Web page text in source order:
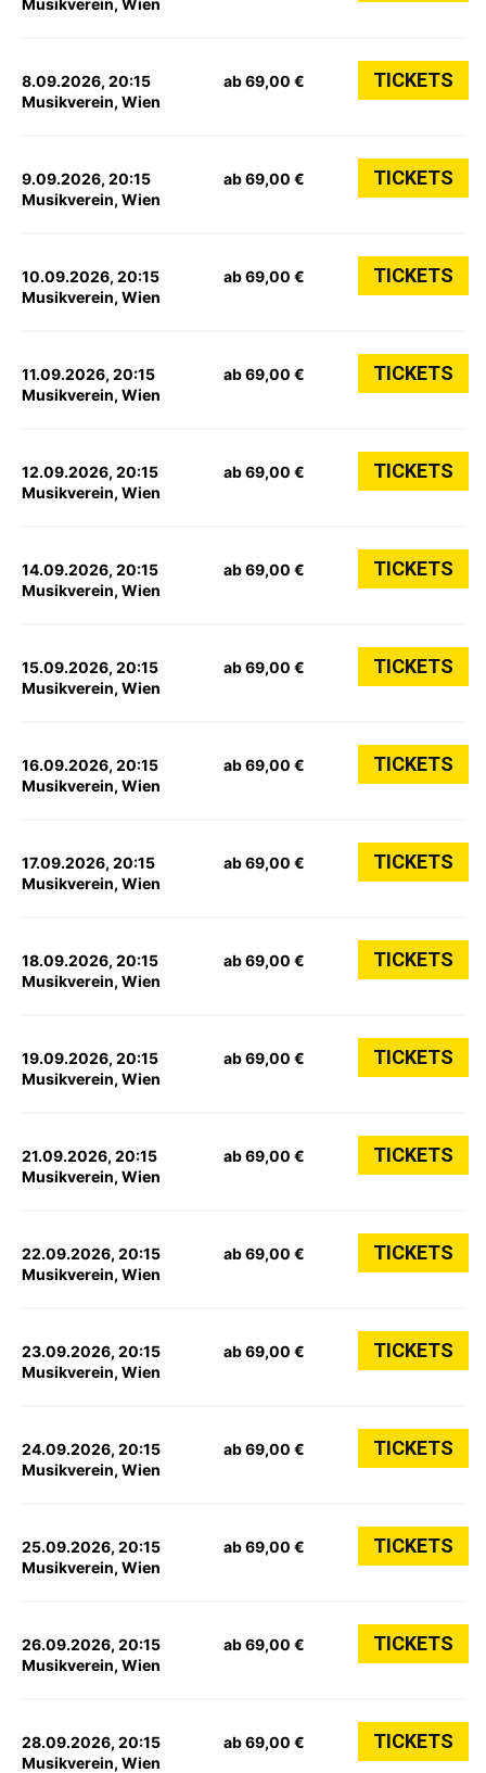
Musikverein, Wien
8.09.2026, 20:15
Musikverein, Wien
ab 69,00 € TICKETS
9.09.2026, 20:15
Musikverein, Wien
ab 69,00 € TICKETS
10.09.2026, 20:15
Musikverein, Wien
ab 69,00 € TICKETS
11.09.2026, 20:15
Musikverein, Wien
ab 69,00 € TICKETS
12.09.2026, 20:15
Musikverein, Wien
ab 69,00 € TICKETS
14.09.2026, 20:15
Musikverein, Wien
ab 69,00 € TICKETS
15.09.2026, 20:15
Musikverein, Wien
ab 69,00 € TICKETS
16.09.2026, 20:15
Musikverein, Wien
ab 69,00 € TICKETS
17.09.2026, 20:15
Musikverein, Wien
ab 69,00 € TICKETS
18.09.2026, 20:15
Musikverein, Wien
ab 69,00 € TICKETS
19.09.2026, 20:15
Musikverein, Wien
ab 69,00 € TICKETS
21.09.2026, 20:15
Musikverein, Wien
ab 69,00 € TICKETS
22.09.2026, 20:15
Musikverein, Wien
ab 69,00 € TICKETS
23.09.2026, 20:15
Musikverein, Wien
ab 69,00 € TICKETS
24.09.2026, 20:15
Musikverein, Wien
ab 69,00 € TICKETS
25.09.2026, 20:15
Musikverein, Wien
ab 69,00 € TICKETS
26.09.2026, 20:15
Musikverein, Wien
ab 69,00 € TICKETS
28.09.2026, 20:15
Musikverein, Wien
ab 69,00 € TICKETS